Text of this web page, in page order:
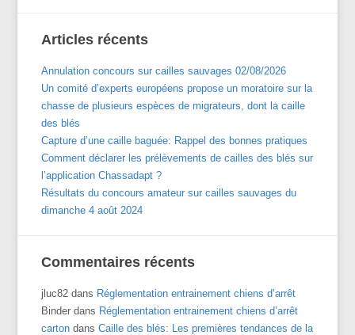
Articles récents
Annulation concours sur cailles sauvages 02/08/2026
Un comité d’experts européens propose un moratoire sur la
chasse de plusieurs espèces de migrateurs, dont la caille
des blés
Capture d’une caille baguée: Rappel des bonnes pratiques
Comment déclarer les prélèvements de cailles des blés sur
l’application Chassadapt ?
Résultats du concours amateur sur cailles sauvages du
dimanche 4 août 2024
Commentaires récents
jluc82 dans Réglementation entrainement chiens d’arrêt
Binder dans Réglementation entrainement chiens d’arrêt
carton dansCaille des blés: Les premières tendances de la